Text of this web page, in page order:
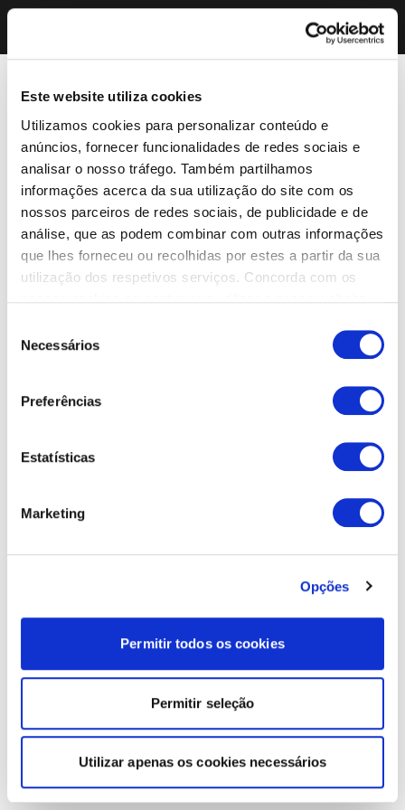
Este website utiliza cookies
Utilizamos cookies para personalizar conteúdo e
anúncios, fornecer funcionalidades de redes sociais e
analisar o nosso tráfego. Também partilhamos
informações acerca da sua utilização do site com os
nossos parceiros de redes sociais, de publicidade e de
análise, que as podem combinar com outras informações
que lhes forneceu ou recolhidas por estes a partir da sua
utilização dos respetivos serviços. Concorda com os
Necessários
Preferências
Estatísticas
Marketing
Opções
Permitir todos os cookies
Permitir seleção
Utilizar apenas os cookies necessários